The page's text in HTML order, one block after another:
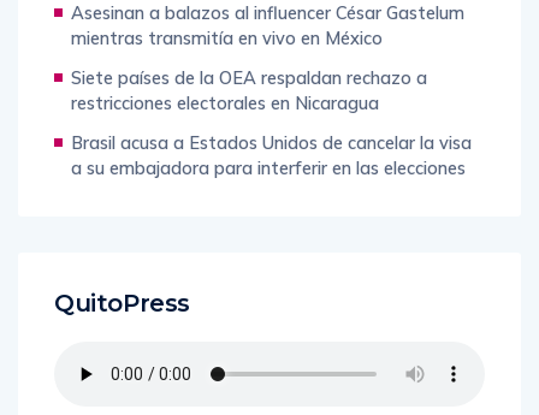
Asesinan a balazos al influencer César Gastelum
mientras transmitía en vivo en México
Siete países de la OEA respaldan rechazo a
restricciones electorales en Nicaragua
Brasil acusa a Estados Unidos de cancelar la visa
a su embajadora para interferir en las elecciones
QuitoPress